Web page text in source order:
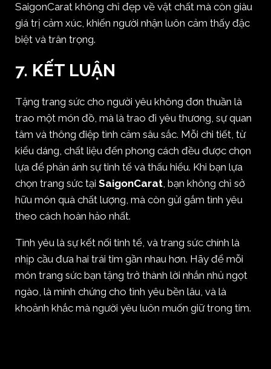
SaigonCarat không chỉ đẹp về vật chất mà còn giàu
giá trị cảm xúc, khiến người nhận luôn cảm thấy đặc
biệt và trân trọng.
7. KẾT LUẬN
Tặng trang sức cho người yêu không đơn thuần là
trao một món đồ, mà là trao đi yêu thương, sự quan
tâm và thông điệp tình cảm sâu sắc. Mỗi chi tiết, từ
kiểu dáng, chất liệu đến phong cách đều được chọn
lựa để phản ánh sự tinh tế và thấu hiểu. Khi bạn lựa
chọn trang sức tại SaigonCarat, bạn không chỉ sở
hữu món quà chất lượng, mà còn gửi gắm tình yêu
theo cách hoàn hảo nhất.
Tình yêu là sự kết nối tinh tế, và trang sức chính là
nhịp cầu đưa hai trái tim gần nhau hơn. Hãy để mỗi
món trang sức bạn tặng trở thành lời nhắn nhủ ngọt
ngào, là minh chứng cho tình yêu bền lâu, và là
khoảnh khắc mà người yêu luôn muốn giữ trong tim.